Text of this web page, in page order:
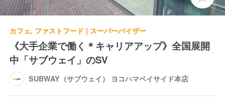
カフェ, ファストフード | スーパーバイザー
《大手企業で働く＊キャリアアップ》全国展開
中「サブウェイ」のSV
SUBWAY（サブウェイ） ヨコハマベイサイド本店